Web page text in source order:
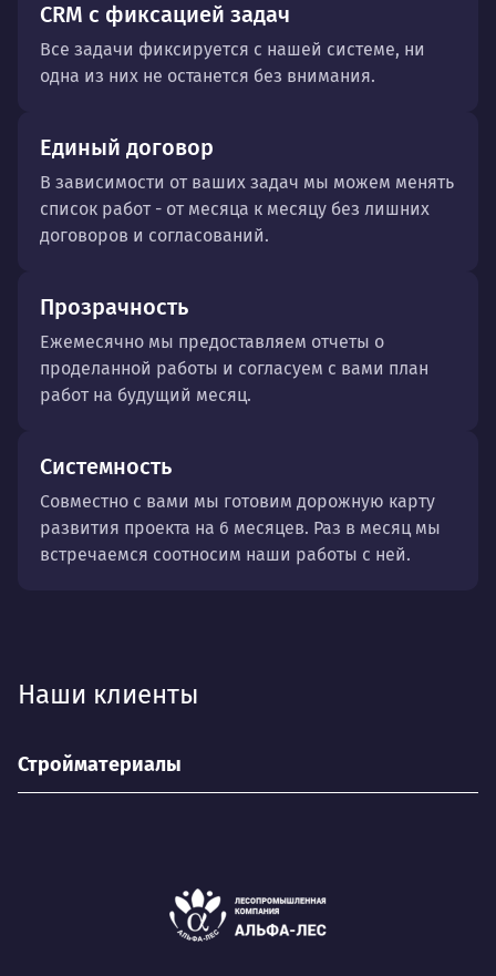
CRM с фиксацией задач
Все задачи фиксируется с нашей системе, ни
одна из них не останется без внимания.
Единый договор
В зависимости от ваших задач мы можем менять
список работ - от месяца к месяцу без лишних
договоров и согласований.
Прозрачность
Ежемесячно мы предоставляем отчеты о
проделанной работы и согласуем с вами план
работ на будущий месяц.
Системность
Совместно с вами мы готовим дорожную карту
развития проекта на 6 месяцев. Раз в месяц мы
встречаемся соотносим наши работы с ней.
Наши клиенты
Стройматериалы